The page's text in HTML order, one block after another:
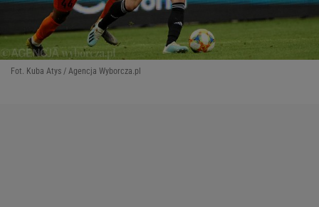
Fot. Kuba Atys / Agencja Wyborcza.pl